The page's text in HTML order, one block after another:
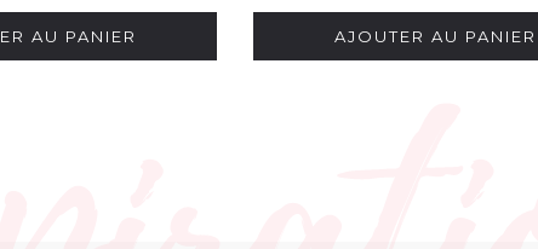
AU PANIER AJOUTER AU PANIER